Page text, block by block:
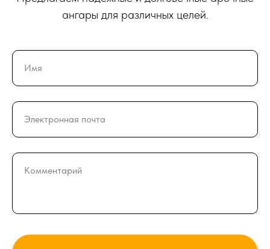
ангары для различных целей.
Имя
Электронная почта
Комментарий